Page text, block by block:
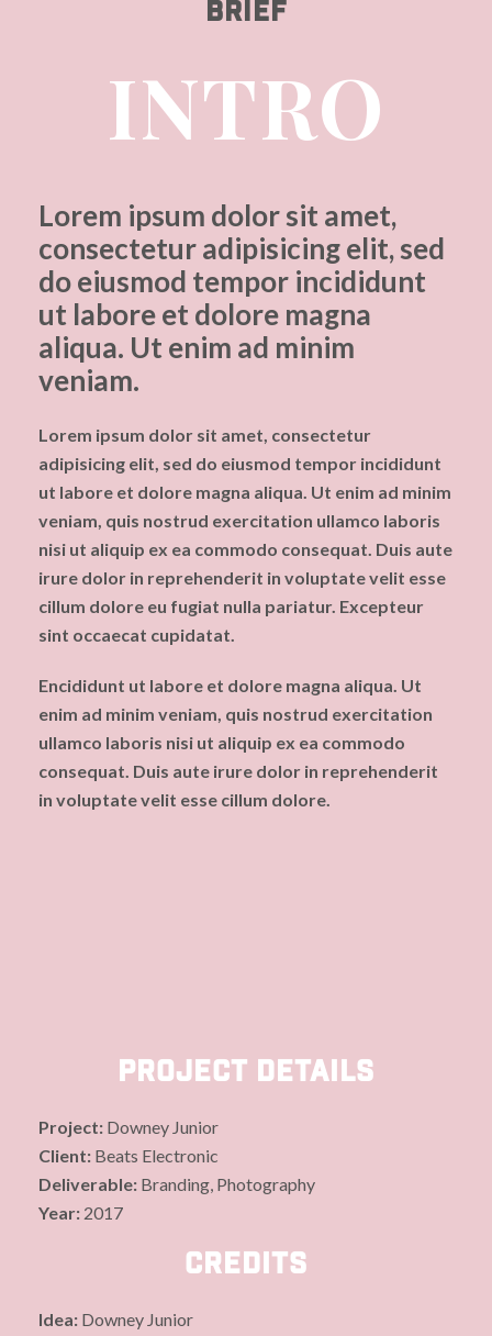
BRIEF
INTRO
Lorem ipsum dolor sit amet,
consectetur adipisicing elit, sed
do eiusmod tempor incididunt
ut labore et dolore magna
aliqua. Ut enim ad minim
veniam.
Lorem ipsum dolor sit amet, consectetur
adipisicing elit, sed do eiusmod tempor incididunt
ut labore et dolore magna aliqua. Ut enim ad minim
veniam, quis nostrud exercitation ullamco laboris
nisi ut aliquip ex ea commodo consequat. Duis aute
irure dolor in reprehenderit in voluptate velit esse
cillum dolore eu fugiat nulla pariatur. Excepteur
sint occaecat cupidatat.
Encididunt ut labore et dolore magna aliqua. Ut
enim ad minim veniam, quis nostrud exercitation
ullamco laboris nisi ut aliquip ex ea commodo
consequat. Duis aute irure dolor in reprehenderit
in voluptate velit esse cillum dolore.
Project Details
Project: Downey Junior
Client: Beats Electronic
Deliverable: Branding, Photography
Year: 2017
Credits
Idea: Downey Junior